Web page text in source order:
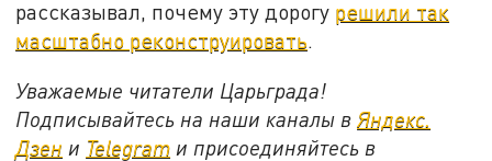
рассказывал, почему эту дорогу решили так
масштабно реконструировать.
Уважаемые читатели Царьграда!
Подписывайтесь на наши каналы в Яндекс.
Дзен и Telegram и присоединяйтесь в